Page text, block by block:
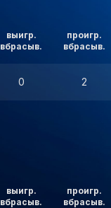
выигр.
вбрасыв.
проигр.
вбрасыв.
0 2
выигр.
вбрасыв.
проигр.
вбрасыв.